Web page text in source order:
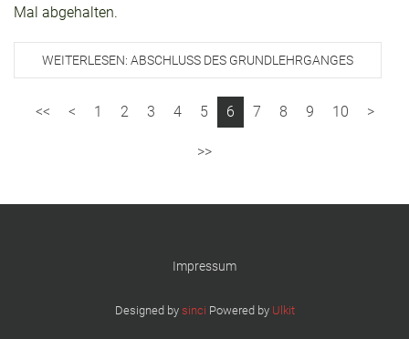
Mal abgehalten.
WEITERLESEN: ABSCHLUSS DES GRUNDLEHRGANGES
1 2 3 4 5 6 7 8 9 10
Impressum
Designed by sinci Powered by Ulkit